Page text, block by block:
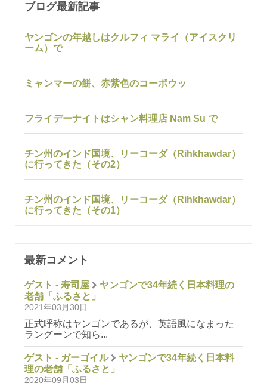
ブログ最新記事
ヤンゴンの年越しはクルフィ マライ（アイスクリ
ーム）で
ミャンマーの餅、赤紫色のコーボウッ
フライデーナイトはシャン料理店 Nam Su で
チン州のインド国境、リーコーダ（Rihkhawdar）
に行ってきた（その2）
チン州のインド国境、リーコーダ（Rihkhawdar）
に行ってきた（その1）
最新コメント
ゲスト - 寿司屋
ヤンゴンで34年続く日本料理の
老舗「ふるさと」
2021年03月30日
正式呼称はヤンゴンであるが、英語風になまった
ラングーンで知ら...
ゲスト - ガーゴイル
ヤンゴンで34年続く日本料
理の老舗「ふるさと」
2020年09月03日